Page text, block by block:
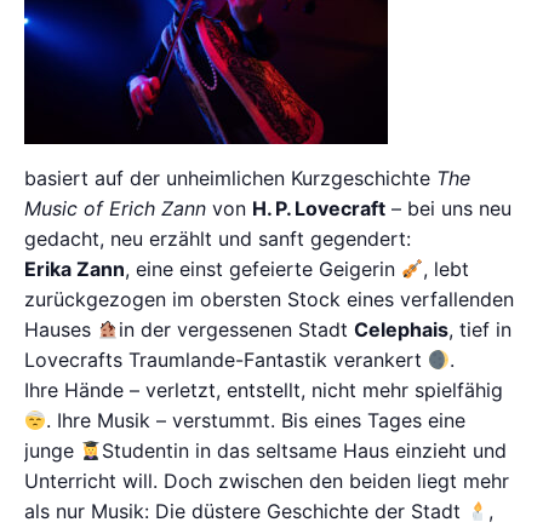
basiert auf der unheimlichen Kurzgeschichte The
Music of Erich Zann von H. P. Lovecraft – bei uns neu
gedacht, neu erzählt und sanft gegendert:
Erika Zann, eine einst gefeierte Geigerin
, lebt
zurückgezogen im obersten Stock eines verfallenden
Hauses
in der vergessenen StadtCelephais, tief in
Lovecrafts Traumlande-Fantastik verankert
.
Ihre Hände – verletzt, entstellt, nicht mehr spielfähig
. Ihre Musik – verstummt. Bis eines Tages eine
junge
Studentin in das seltsame Haus einzieht und
Unterricht will. Doch zwischen den beiden liegt mehr
als nur Musik: Die düstere Geschichte der Stadt
,